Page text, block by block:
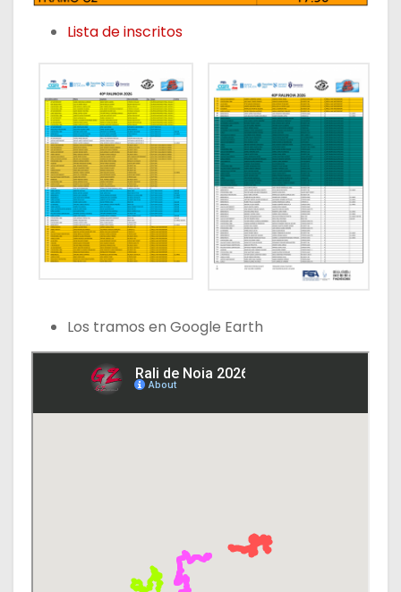
Lista de inscritos
Los tramos en Google Earth